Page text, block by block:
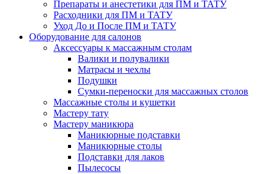
Препараты и анестетики для ПМ и ТАТУ
Расходники для ПМ и ТАТУ
Уход До и После ПМ и ТАТУ
Оборудование для салонов
Аксессуары к массажным столам
Валики и полувалики
Матрасы и чехлы
Подушки
Сумки-переноски для массажных столов
Массажные столы и кушетки
Мастеру тату
Мастеру маникюра
Маникюрные подставки
Маникюрные столы
Подставки для лаков
Пылесосы